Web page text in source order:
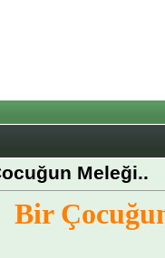
Meleği..
Bir